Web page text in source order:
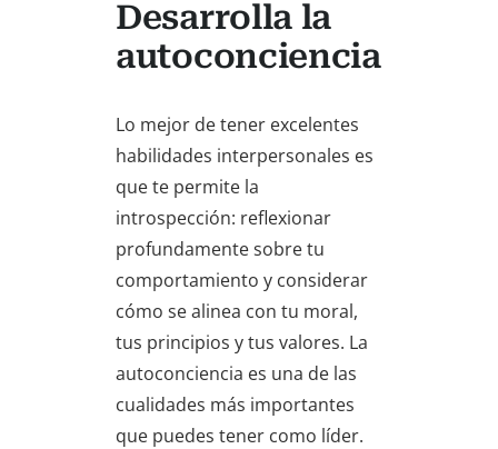
Desarrolla la
autoconciencia
Lo mejor de tener excelentes
habilidades interpersonales es
que te permite la
introspección: reflexionar
profundamente sobre tu
comportamiento y considerar
cómo se alinea con tu moral,
tus principios y tus valores. La
autoconciencia es una de las
cualidades más importantes
que puedes tener como líder.